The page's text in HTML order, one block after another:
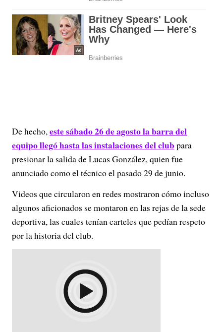
De hecho,este sábado 26 de agosto la barra del
equipo llegó hasta las instalaciones del club para
presionar la salida de Lucas González, quien fue
anunciado como el técnico el pasado 29 de junio.
Videos que circularon en redes mostraron cómo incluso
algunos aficionados se montaron en las rejas de la sede
deportiva, las cuales tenían carteles que pedían respeto
por la historia del club.